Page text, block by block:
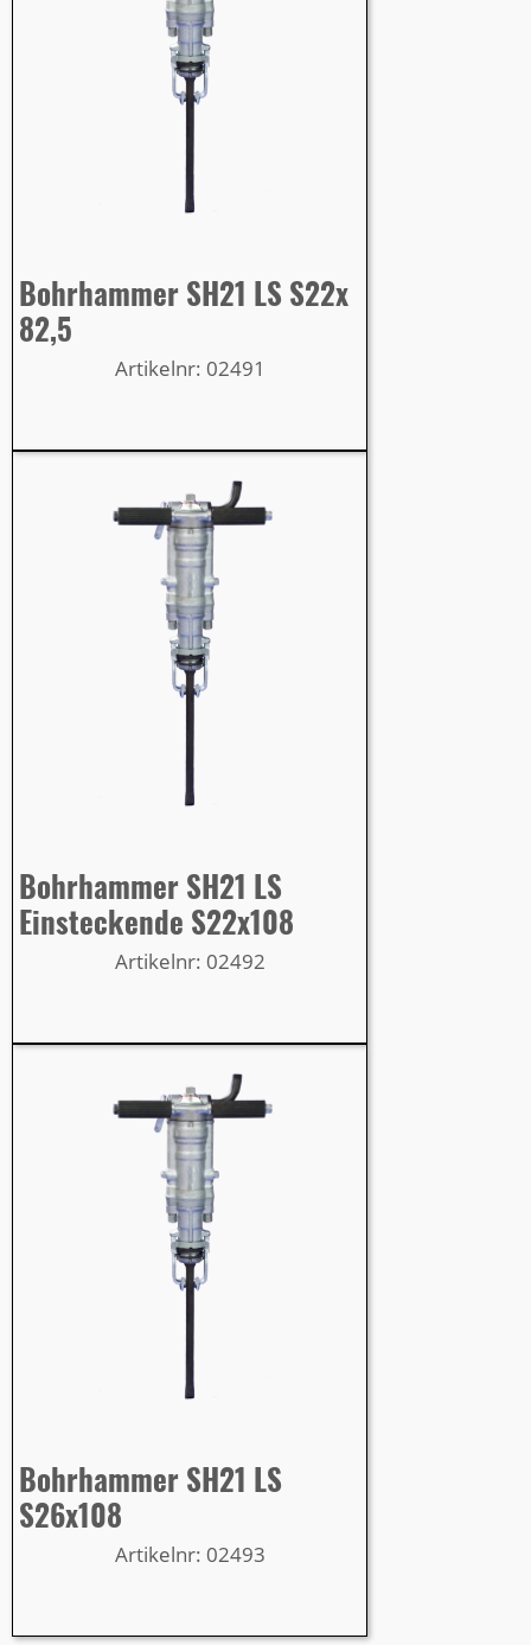
Bohrhammer SH21 LS S22x
82,5
Artikelnr: 02491
Bohrhammer SH21 LS
Einsteckende S22x108
Artikelnr: 02492
Bohrhammer SH21 LS
S26x108
Artikelnr: 02493